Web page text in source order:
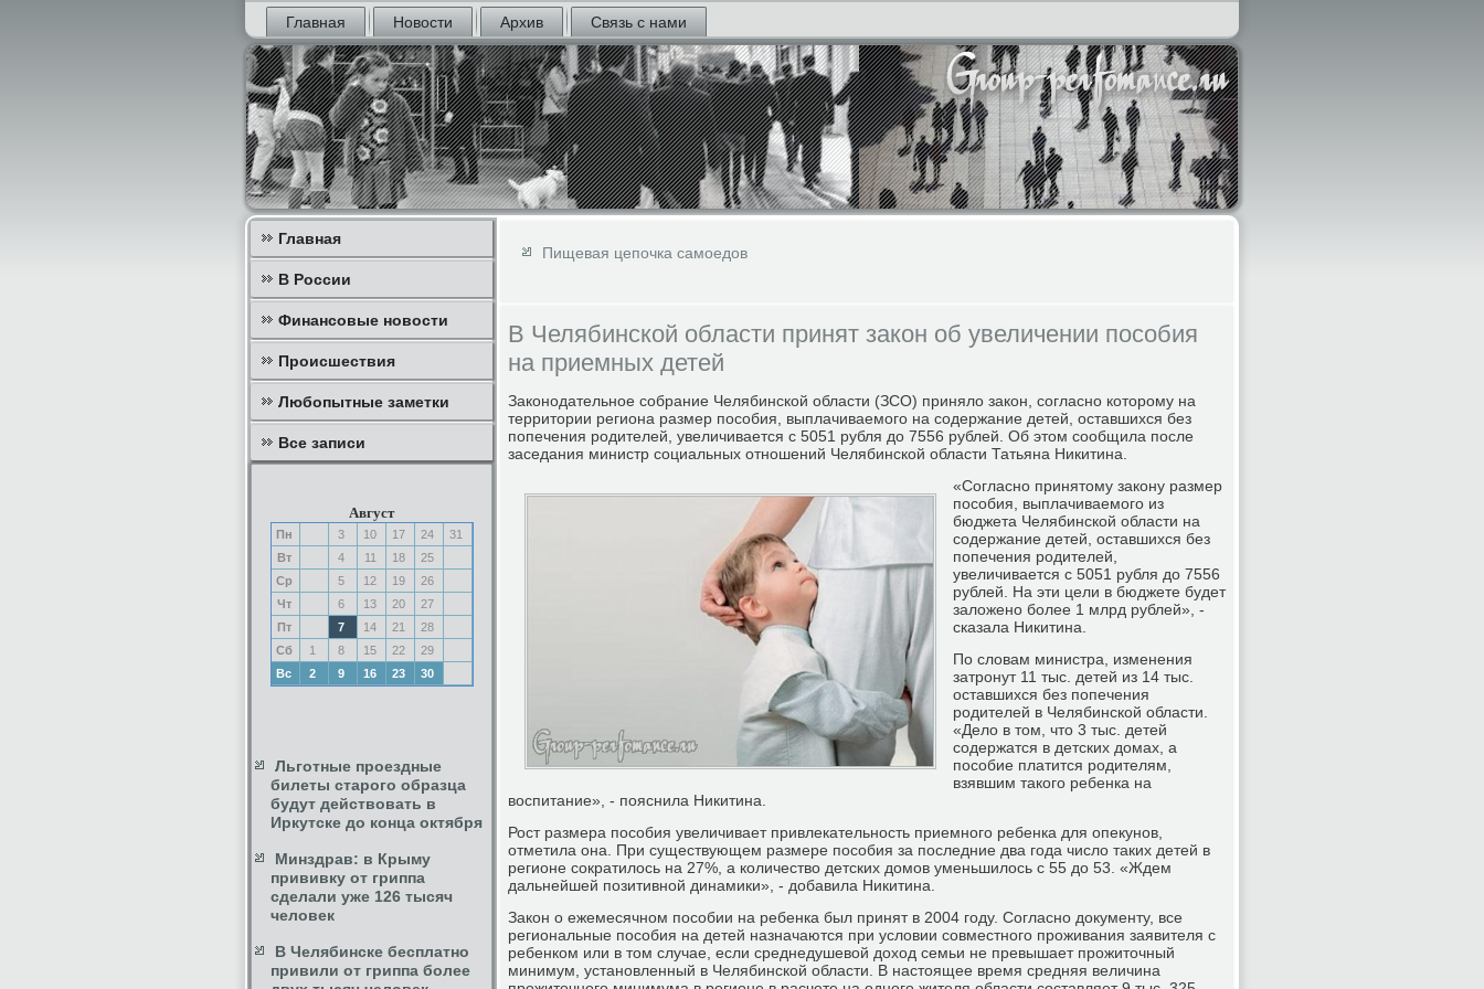
Главная Новости Архив Связь с нами
Главная
В России
Финансовые новости
Происшествия
Любопытные заметки
Все записи
Август
Пн 3 10 17 24
31
Вт
4 11 18
25
Ср
5 12 19
26
Чт
6 13 20
27
Пт
7 14 21
28
Сб
1 8 15 22
29
Вс
2 9 16 23 30
Льготные проездные
билеты старого образца
будут действовать в
Иркутске до конца октября
Минздрав: в Крыму
прививку от гриппа
сделали уже 126 тысяч
человек
В Челябинске бесплатно
привили от гриппа более
Пищевая цепочка самоедов
В Челябинской области принят закон об увеличении пособия
на приемных детей
Законодательное собрание Челябинской области (ЗСО) приняло закон, согласно которому на
территории региона размер пособия, выплачиваемого на содержание детей, оставшихся без
попечения родителей, увеличивается с 5051 рубля до 7556 рублей. Об этом сообщила после
заседания министр социальных отношений Челябинской области Татьяна Никитина.
«Согласно принятому закону размер
пособия, выплачиваемого из
бюджета Челябинской области на
содержание детей, оставшихся без
попечения родителей,
увеличивается с 5051 рубля до 7556
рублей. На эти цели в бюджете будет
заложено более 1 млрд рублей», -
сказала Никитина.
По словам министра, изменения
затронут 11 тыс. детей из 14 тыс.
оставшихся без попечения
родителей в Челябинской области.
«Дело в том, что 3 тыс. детей
содержатся в детских домах, а
пособие платится родителям,
взявшим такого ребенка на
воспитание», - пояснила Никитина.
Рост размера пособия увеличивает привлекательность приемного ребенка для опекунов,
отметила она. При существующем размере пособия за последние два года число таких детей в
регионе сократилось на 27%, а количество детских домов уменьшилось с 55 до 53. «Ждем
дальнейшей позитивной динамики», - добавила Никитина.
Закон о ежемесячном пособии на ребенка был принят в 2004 году. Согласно документу, все
региональные пособия на детей назначаются при условии совместного проживания заявителя с
ребенком или в том случае, если среднедушевой доход семьи не превышает прожиточный
минимум, установленный в Челябинской области. В настоящее время средняя величина